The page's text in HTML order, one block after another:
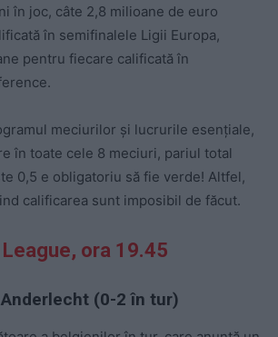
în joc, câte 2,8 milioane de euro
în semifinalele Ligii Europa,
pentru fiecare calificată în
meciurilor și lucrurile esențiale,
în toate cele 8 meciuri, pariul total
0,5 e obligatoriu să fie verde! Altfel,
calificarea sunt imposibil de făcut.
ora 19.45
(0-2 în tur)